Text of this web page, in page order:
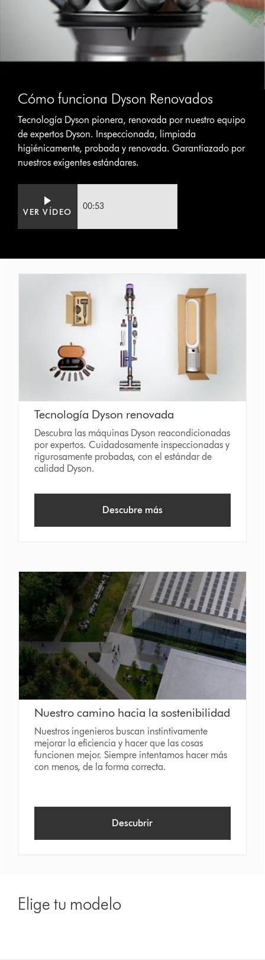
Cómo funciona Dyson Renovados
Tecnología Dyson pionera, renovada por nuestro equipo
de expertos Dyson. Inspeccionada, limpiada
higiénicamente, probada y renovada. Garantiazado por
nuestros exigentes estándares.
Transcript
transcripción
de
vídeo
VER VÍDEO
00:53
Tecnología Dyson renovada
Descubra las máquinas Dyson reacondicionadas
por expertos. Cuidadosamente inspeccionadas y
rigurosamente probadas, con el estándar de
calidad Dyson.
Descubre más
Nuestro camino hacia la sostenibilidad
Nuestros ingenieros buscan instintivamente
mejorar la eficiencia y hacer que las cosas
funcionen mejor. Siempre intentamos hacer más
con menos, de la forma correcta.
Descubrir
Elige tu modelo